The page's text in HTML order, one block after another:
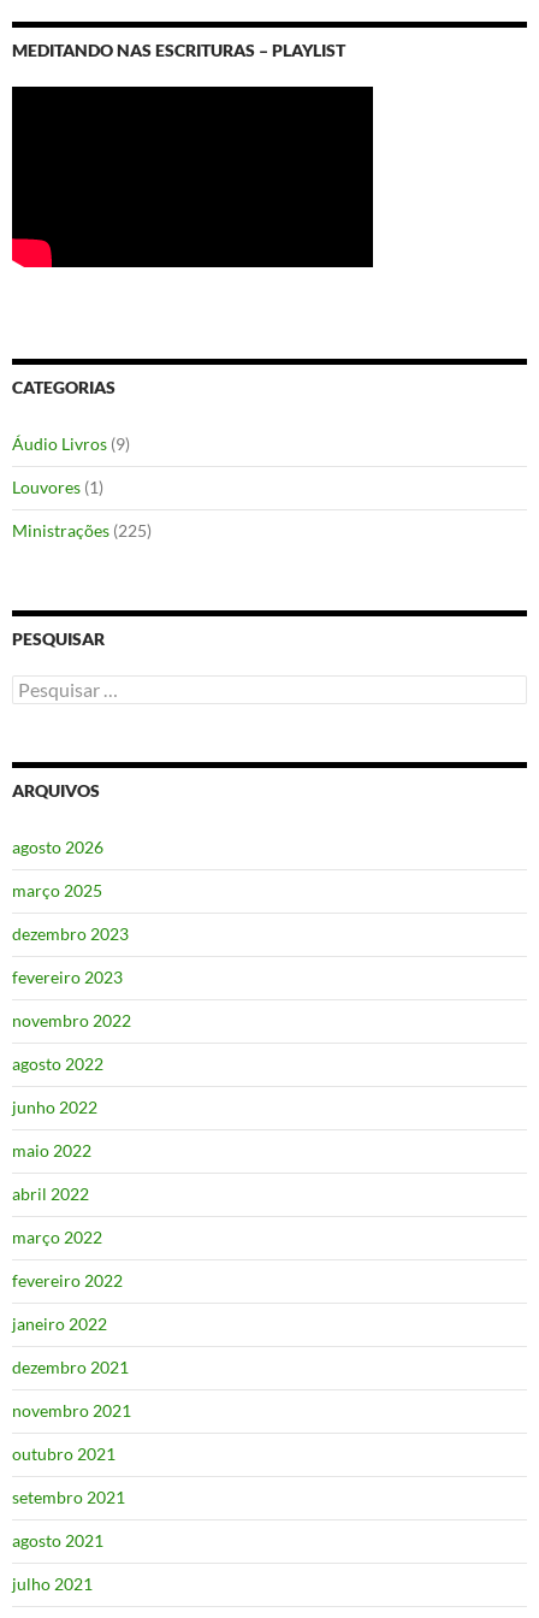
MEDITANDO NAS ESCRITURAS – PLAYLIST
CATEGORIAS
Áudio Livros (9)
Louvores (1)
Ministrações (225)
PESQUISAR
Pesquisar
por:
ARQUIVOS
agosto 2026
março 2025
dezembro 2023
fevereiro 2023
novembro 2022
agosto 2022
junho 2022
maio 2022
abril 2022
março 2022
fevereiro 2022
janeiro 2022
dezembro 2021
novembro 2021
outubro 2021
setembro 2021
agosto 2021
julho 2021